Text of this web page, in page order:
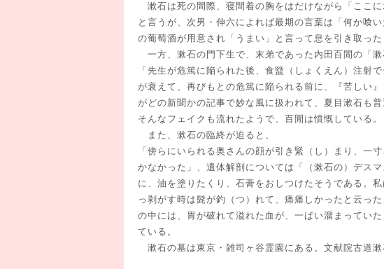
漱石は死の間際、寝間着の胸をはだけながら「ここ
と言うが、次男・伸六によれば最期の言葉は「何か喰
の葡萄酒が用意され「うまい」と言って息を引き取った
一方、漱石の門下生で、末弟であった内田百閒の「漱
「先生が危篤に陥られた後、食盬（しょくえん）注射
が衰えて、再びもとの危篤に陥られる前に、『苦しい
がどの新聞かの記事で妙な風に扱われて、夏目漱石も
そんなフェイクも流れたようで、百閒は憤慨している。
また、漱石の臨終が迫ると、
「傍らにいられる奥さんの顔が引き緊（し）まり、一
かなかった」、遺体解剖については「（漱石の）デス
に、油を塗りたくり、石膏をおしつけたそうである。
っ剥がす時は髭が釣（つ）れて、痛痛しかったと云っ
の中には、胃が破れて溢れた血が、一ぱい溜まってい
ている。
漱石の墓は東京・雑司ヶ谷霊園にある。文献院古道漱